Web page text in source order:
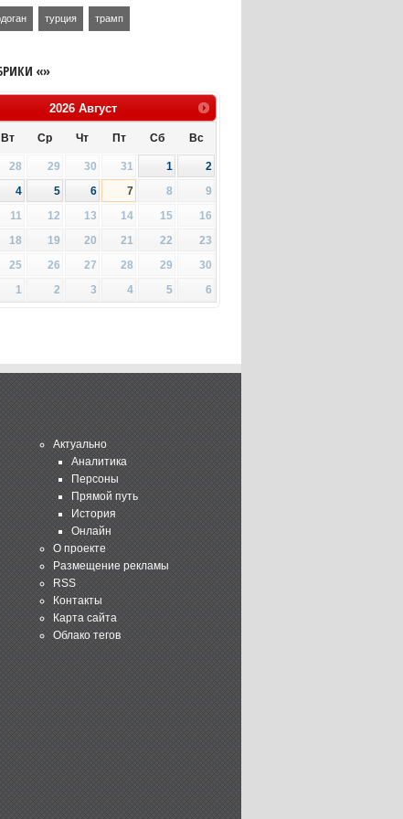
турция трамп
«»
2026 Август
Вт Ср Чт Пт Сб Вс
28 29 30 31 1
2
4 5 6 7 8
9
11 12 13 14 15
16
18 19 20 21 22
23
25 26 27 28 29
30
1 2 3 4 5 6
Актуально
Аналитика
Персоны
Прямой путь
История
Онлайн
О проекте
Размещение рекламы
RSS
Контакты
Карта сайта
Облако тегов